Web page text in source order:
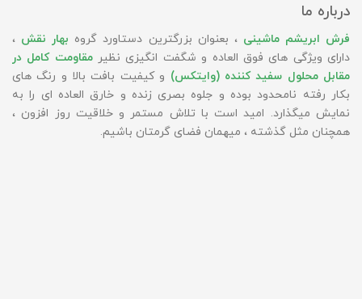
درباره ما
فرش ابریشم ماشینی ، بعنوان بزرگترین دستاورد گروه بهار نقش ،
دارای ویژگی های فوق العاده و شگفت انگیزی نظیرمقاومت کامل در
مقابل محلول سفید کننده (وایتکس) و کیفیت بافت بالا و رنگ های
بکار رفته نامحدود بوده و جلوه بصری زنده و خارق العاده ای را به
نمایش میگذارد. امید است با تلاش مستمر و خلاقیت روز افزون ،
همچنان مثل گذشته ، میهمان فضای گرمتان باشیم.